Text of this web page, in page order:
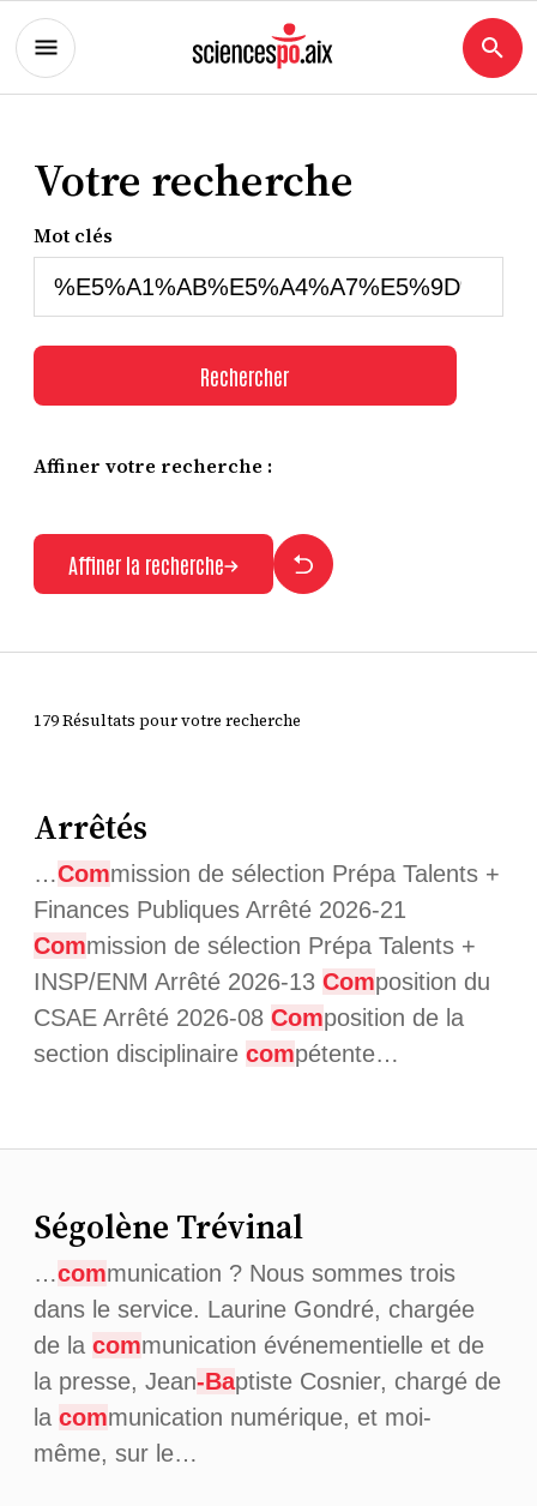
Votre recherche
Mot clés
Rechercher
Affiner votre recherche :
Affiner la recherche
179 Résultats pour votre recherche
Arrêtés
…Commission de sélection Prépa Talents +
Finances Publiques Arrêté 2026-21
Commission de sélection Prépa Talents +
INSP/ENM Arrêté 2026-13 Composition du
CSAE Arrêté 2026-08 Composition de la
section disciplinaire compétente…
Ségolène Trévinal
…communication ? Nous sommes trois
dans le service. Laurine Gondré, chargée
de la communication événementielle et de
la presse, Jean-Baptiste Cosnier, chargé de
la communication numérique, et moi-
même, sur le…